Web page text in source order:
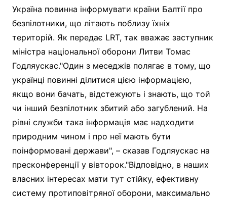
Україна повинна інформувати країни Балтії про
безпілотники, що літають поблизу їхніх
територій. Як передає LRT, так вважає заступник
міністра національної оборони Литви Томас
Годляускас."Один з меседжів полягає в тому, що
українці повинні ділитися цією інформацією,
якщо вони бачать, відстежують і знають, що той
чи інший безпілотник збитий або загублений. На
рівні служби така інформація має надходити
природним чином і про неї мають бути
поінформовані держави", – сказав Годляускас на
пресконференції у вівторок."Відповідно, в наших
власних інтересах мати тут стійку, ефективну
систему протиповітряної оборони, максимально